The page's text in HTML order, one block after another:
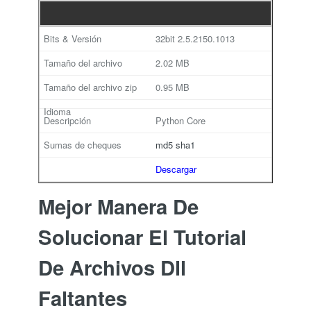
32bit 2.5.2150.1013
2.02 MB
0.95 MB
Python Core
md5 sha1
Descargar
Mejor Manera De
Solucionar El Tutorial
De Archivos Dll
Faltantes